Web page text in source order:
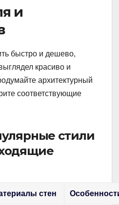
и
быстро и дешево,
красиво и
архитектурный
соответствующие
стили
стен